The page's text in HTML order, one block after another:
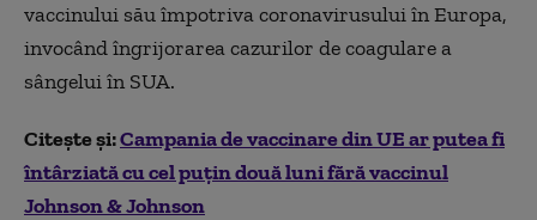
vaccinului său împotriva coronavirusului în Europa,
invocând îngrijorarea cazurilor de coagulare a
sângelui în SUA.
Citește și:Campania de vaccinare din UE ar putea fi
întârziată cu cel puțin două luni fără vaccinul
Johnson & Johnson